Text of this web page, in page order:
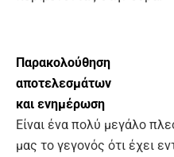
Παρακολούθηση
αποτελεσμάτων
και ενημέρωση
Είναι ένα πολύ μεγάλο
μας το γεγονός ότι έχει